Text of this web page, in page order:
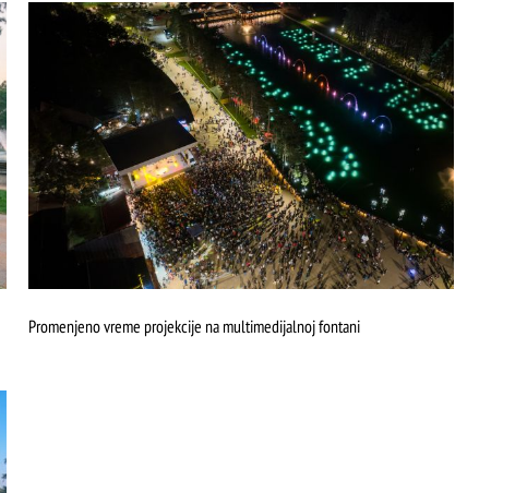
Promenjeno vreme projekcije na multimedijalnoj fontani